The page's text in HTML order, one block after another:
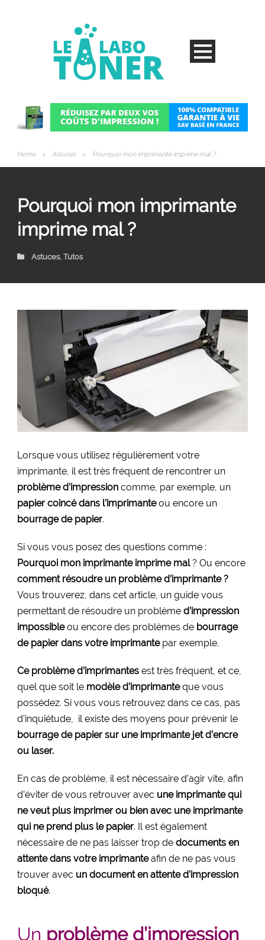
Home > Astuces > Pourquoi mon imprimante imprime mal ?
Pourquoi mon imprimante
imprime mal ?
Astuces, Tutos
Lorsque vous utilisez régulièrement votre
imprimante, il est très fréquent de rencontrer un
problème d’impression comme, par exemple, un
papier coincé dans l’imprimanteou encore un
bourrage de papier.
Si vous vous posez des questions comme :
Pourquoi mon imprimante imprime mal? Ou encore
comment résoudre un problème d’imprimante ?
Vous trouverez, dans cet article, un guide vous
permettant de résoudre un problème d’impression
impossibleou encore des problèmes de bourrage
de papier dans votre imprimantepar exemple.
Ce problème d’imprimantes est très fréquent, et ce,
quel que soit le modèle d’imprimanteque vous
possédez. Si vous vous retrouvez dans ce cas, pas
d’inquiétude, il existe des moyens pour prévenir le
bourrage de papier sur une imprimante jet d’encre
ou laser.
En cas de problème, il est nécessaire d’agir vite, afin
d’éviter de vous retrouver avec une imprimante qui
ne veut plus imprimer ou bien avec une imprimante
qui ne prend plus le papier. Il est également
nécessaire de ne pas laisser trop de documents en
attente dans votre imprimanteafin de ne pas vous
trouver avec un document en attente d’impression
bloqué.
Un problème d’impression